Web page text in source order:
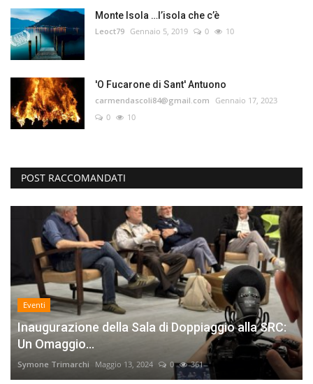
Monte Isola …l’isola che c’è
Leoct79 Gennaio 5, 2019 0 10
'O Fucarone di Sant' Antuono
carmendascoli84@gmail.com
Gennaio 17, 2023
0
10
POST RACCOMANDATI
Eventi
Inaugurazione della Sala di Doppiaggio alla SRC:
Un Omaggio...
Symone Trimarchi Maggio 13, 2024 0 361